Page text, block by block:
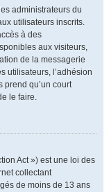
administrateurs du
utilisateurs inscrits.
à des
aux visiteurs,
de la messagerie
utilisateurs, l’adhésion
prend qu’un court
le faire.
Act ») est une loi des
collectant
de moins de 13 ans